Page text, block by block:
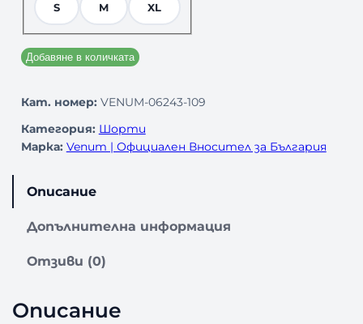
S M XL
Добавяне в количката
Кат. номер: VENUM-06243-109
Категория: Шорти
Марка: Venum | Официален Вносител за България
Описание
Допълнителна информация
Отзиви (0)
Описание